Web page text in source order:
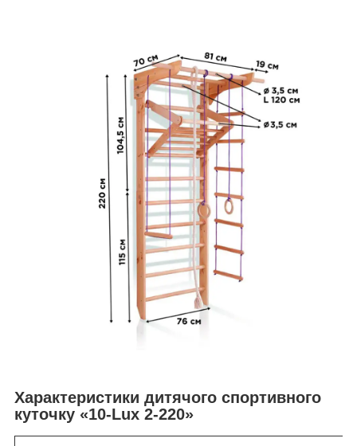
Характеристики дитячого спортивного
куточку «10-Lux 2-220»